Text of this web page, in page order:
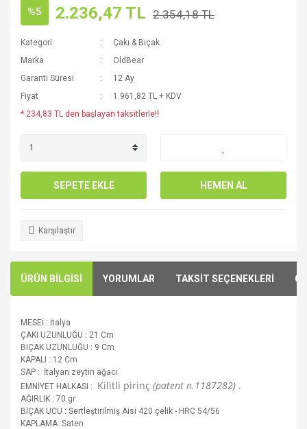
%5 2.236,47 TL 2.354,18 TL
Kategori
Çakı & Bıçak
Marka
OldBear
Garanti Süresi
12 Ay
Fiyat
1.961,82 TL + KDV
* 234,83 TL den başlayan taksitlerle!!
SEPETE EKLE HEMEN AL
Karşılaştır
ÜRÜN BİLGİSİ YORUMLAR TAKSİT SEÇENEKLERİ
MESEİ : İtalya
ÇAKI UZUNLUĞU : 21 Cm
BIÇAK UZUNLUĞU : 9 Cm
KAPALI : 12 Cm
SAP : İtalyan zeytin ağacı
EMNİYET HALKASI :
Kilitli pirinç (patent n.1187282) .
AĞIRLIK : 70 gr
BIÇAK UCU : Sertleştirilmiş Aisi 420 çelik - HRC 54/56
KAPLAMA :Saten